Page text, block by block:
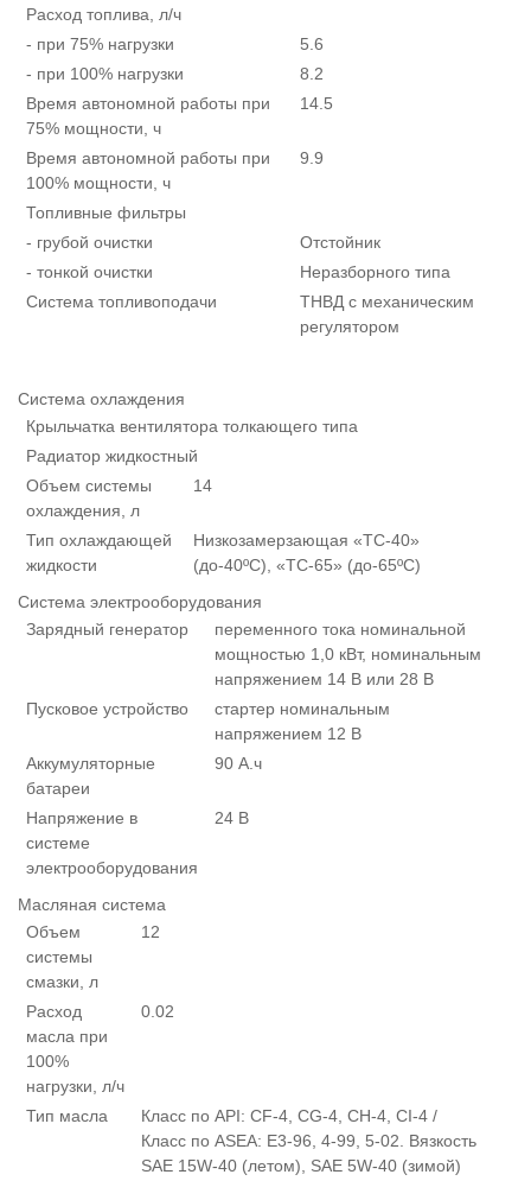
Расход топлива, л/ч
- при 75% нагрузки
5.6
- при 100% нагрузки
8.2
Время автономной работы при
75% мощности, ч
14.5
Время автономной работы при
100% мощности, ч
9.9
Топливные фильтры
- грубой очистки
Отстойник
- тонкой очистки
Неразборного типа
Система топливоподачи
ТНВД с механическим
регулятором
Система охлаждения
Крыльчатка вентилятора толкающего типа
Радиатор жидкостный
Объем системы
охлаждения, л
14
Тип охлаждающей
жидкости
Низкозамерзающая «ТС-40»
(до-40ºС), «ТС-65» (до-65ºС)
Система электрооборудования
Зарядный генератор
переменного тока номинальной
мощностью 1,0 кВт, номинальным
напряжением 14 В или 28 В
Пусковое устройство
стартер номинальным
напряжением 12 В
Аккумуляторные
батареи
90 А.ч
Напряжение в
системе
электрооборудования
24 В
Масляная система
Объем
системы
смазки, л
12
Расход
масла при
100%
нагрузки, л/ч
0.02
Тип масла
Класс по API: CF-4, CG-4, CH-4, CI-4 /
Класс по ASEA: E3-96, 4-99, 5-02. Вязкость
SAE 15W-40 (летом), SAE 5W-40 (зимой)